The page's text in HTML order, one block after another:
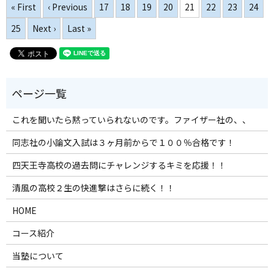
« First ‹ Previous 17 18 19 20 21 22 23
24
25
Next › Last »
これを聞いたら黙っていられないのです。ファイザー社の、、
同志社の小論文入試は３ヶ月前からで１００％合格です！
四天王寺高校の過去問にチャレンジするキミを応援！！
清風の高校２生の快進撃はさらに続く！！
HOME
コース紹介
当塾について